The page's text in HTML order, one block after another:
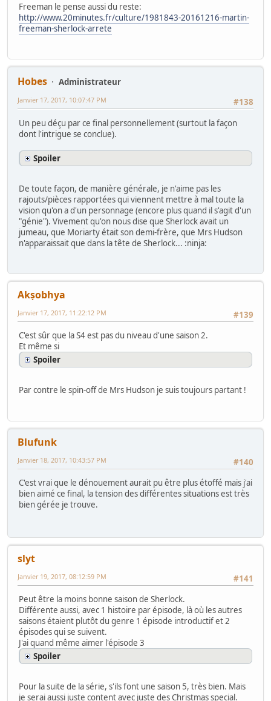
Freeman le pense aussi du reste:
http://www.20minutes.fr/culture/1981843-20161216-martin-
freeman-sherlock-arrete
Hobes
Administrateur
#138
Janvier 17, 2017, 10:07:47 PM
Un peu déçu par ce final personnellement (surtout la façon
dont l'intrigue se conclue).
Spoiler
De toute façon, de manière générale, je n'aime pas les
rajouts/pièces rapportées qui viennent mettre à mal toute la
vision qu'on a d'un personnage (encore plus quand il s'agit d'un
"génie"). Vivement qu'on nous dise que Sherlock avait un
jumeau, que Moriarty était son demi-frère, que Mrs Hudson
n'apparaissait que dans la tête de Sherlock... :ninja:
Akṣobhya
#139
Janvier 17, 2017, 11:22:12 PM
C'est sûr que la S4 est pas du niveau d'une saison 2.
Et même si
Spoiler
Par contre le spin-off de Mrs Hudson je suis toujours partant !
Blufunk
#140
Janvier 18, 2017, 10:43:57 PM
C'est vrai que le dénouement aurait pu être plus étoffé mais j'ai
bien aimé ce final, la tension des différentes situations est très
bien gérée je trouve.
slyt
#141
Janvier 19, 2017, 08:12:59 PM
Peut être la moins bonne saison de Sherlock.
Différente aussi, avec 1 histoire par épisode, là où les autres
saisons étaient plutôt du genre 1 épisode introductif et 2
épisodes qui se suivent.
J'ai quand même aimer l'épisode 3
Spoiler
Pour la suite de la série, s'ils font une saison 5, très bien. Mais
je serai aussi juste content avec juste des Christmas special.